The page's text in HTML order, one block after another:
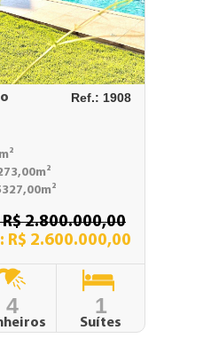
Ref.: 1908
R$ 2.800.000,00
R$ 2.600.000,00
4 1
Suítes